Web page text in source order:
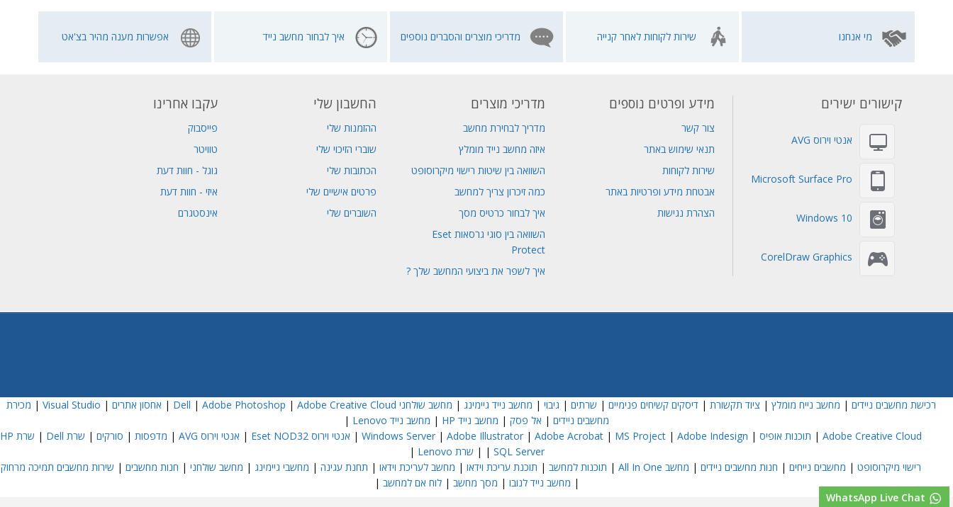
מי אנחנו שירות לקוחות לאחר קנייה מדריכי מוצרים והסברים נוספים איך לבחור מחשב נייד אפשרות מענה מהיר בצ'אט
קישורים ישירים
אנטי וירוס AVG
Microsoft Surface Pro
Windows 10
CorelDraw Graphics
מידע ופרטים נוספים
צור קשר
תנאי שימוש באתר
שירות לקוחות
אבטחת מידע ופרטיות באתר
הצהרת נגישות
מדריכי מוצרים
מדריך לבחירת מחשב
איזה מחשב נייד מומלץ
השוואה בין שיטות רישוי מיקרוסופט
כמה זיכרון צריך למחשב
איך לבחור כרטיס מסך
השוואה בין סוגי גרסאות Eset
Protect
איך לשפר את ביצועי המחשב שלך ?
החשבון שלי
ההזמנות שלי
שוברי הזיכוי שלי
הכתובות שלי
פרטים אישיים שלי
השוברים שלי
עקבו אחרינו
פייסבוק
טוויטר
גוגל - חוות דעת
איזי - חוות דעת
אינסטגרם
רכישת מחשבים ניידים | מחשב נייח מומלץ | ציוד תקשורת |דיסקים קשיחים פנימיים | שרתים | גיבוי | מחשב נייד גיימינג | מחשב שולחני Dell | Adobe Photoshop | Adobe Creative Cloud
| אחסון אתרים |
Visual Studio
| מכירת
מחשבים ניידים | אל פסק | מחשב נייד HP | מחשב נייד Lenovo
|
Adobe Creative Cloud
| תוכנות אופיס |
Windows Server | Adobe Illustrator | Adobe Acrobat | MS Project | Adobe Indesign
| אנטי וירוס Eset NOD32 | אנטי וירוס AVG | מדפסות | סורקים | שרת Dell | שרת HP
| SQL Server
| שרת Lenovo
|
רישוי מיקרוסופט | מחשבים נייחים | חנות מחשבים ניידים | מחשב All In One | תוכנות למחשב | תוכנת עריכת וידאו | מחשב לעריכת וידאו | תחנת עגינה | מחשבי גיימינג | מחשב שולחני | חנות מחשבים | שירות מחשבים תמיכה מרחוק
| מחשב נייד לנובו | מסך מחשב |לוח אם למחשב |